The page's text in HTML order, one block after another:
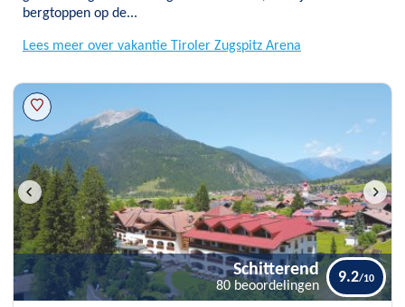
bergtoppen op de...
Lees meer over vakantie Tiroler Zugspitz Arena
Schitterend
80 beoordelingen
9.2